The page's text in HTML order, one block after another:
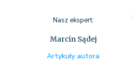
Nasz ekspert:
Marcin Sądej
Artykuły autora